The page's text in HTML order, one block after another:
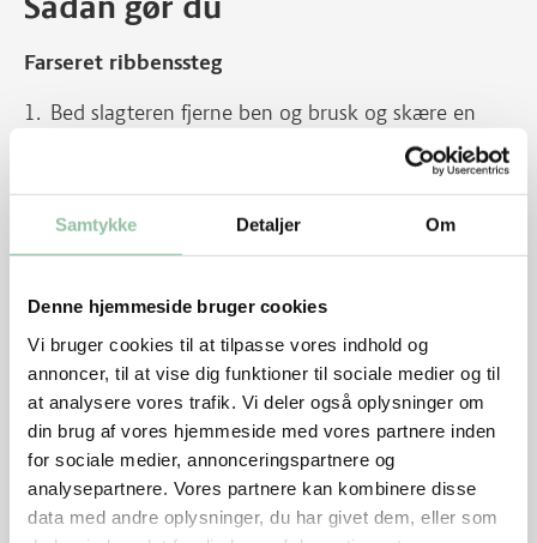
Samtykke Detaljer Om
Denne hjemmeside bruger cookies
Vi bruger cookies til at tilpasse vores indhold og
annoncer, til at vise dig funktioner til sociale medier og til
at analysere vores trafik. Vi deler også oplysninger om
din brug af vores hjemmeside med vores partnere inden
for sociale medier, annonceringspartnere og
analysepartnere. Vores partnere kan kombinere disse
data med andre oplysninger, du har givet dem, eller som
Farseret ribbenssteg
Bed slagteren fjerne ben og brusk og skære en
lomme i kødets længde samt ridse sværen. Åbningen
skal gå gennem kødet og omtrent ud til siderne.
Rør det hakkede kød sejt med salt og peber.
Rør havregryn, finthakket løg, smuttede hakkede
mandler, finthakket peberfrugt og krydderurter i
farsen.
Stil farsen i køleskabet i mindst 10 minutter.
Fyld farsen i stegen med en ske.
Drys sværen med groft salt, gnid det ned mellem